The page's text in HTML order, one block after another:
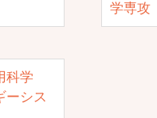
学専攻
科学
シス